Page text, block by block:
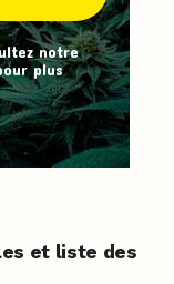
notre
plus
et liste des